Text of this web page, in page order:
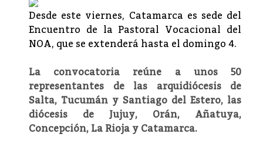
Desde este viernes, Catamarca es sede del
Encuentro de la Pastoral Vocacional del
NOA, que se extenderá hasta el domingo 4.
La convocatoria reúne a unos 50
representantes de las arquidiócesis de
Salta, Tucumán y Santiago del Estero, las
diócesis de Jujuy, Orán, Añatuya,
Concepción, La Rioja y Catamarca.